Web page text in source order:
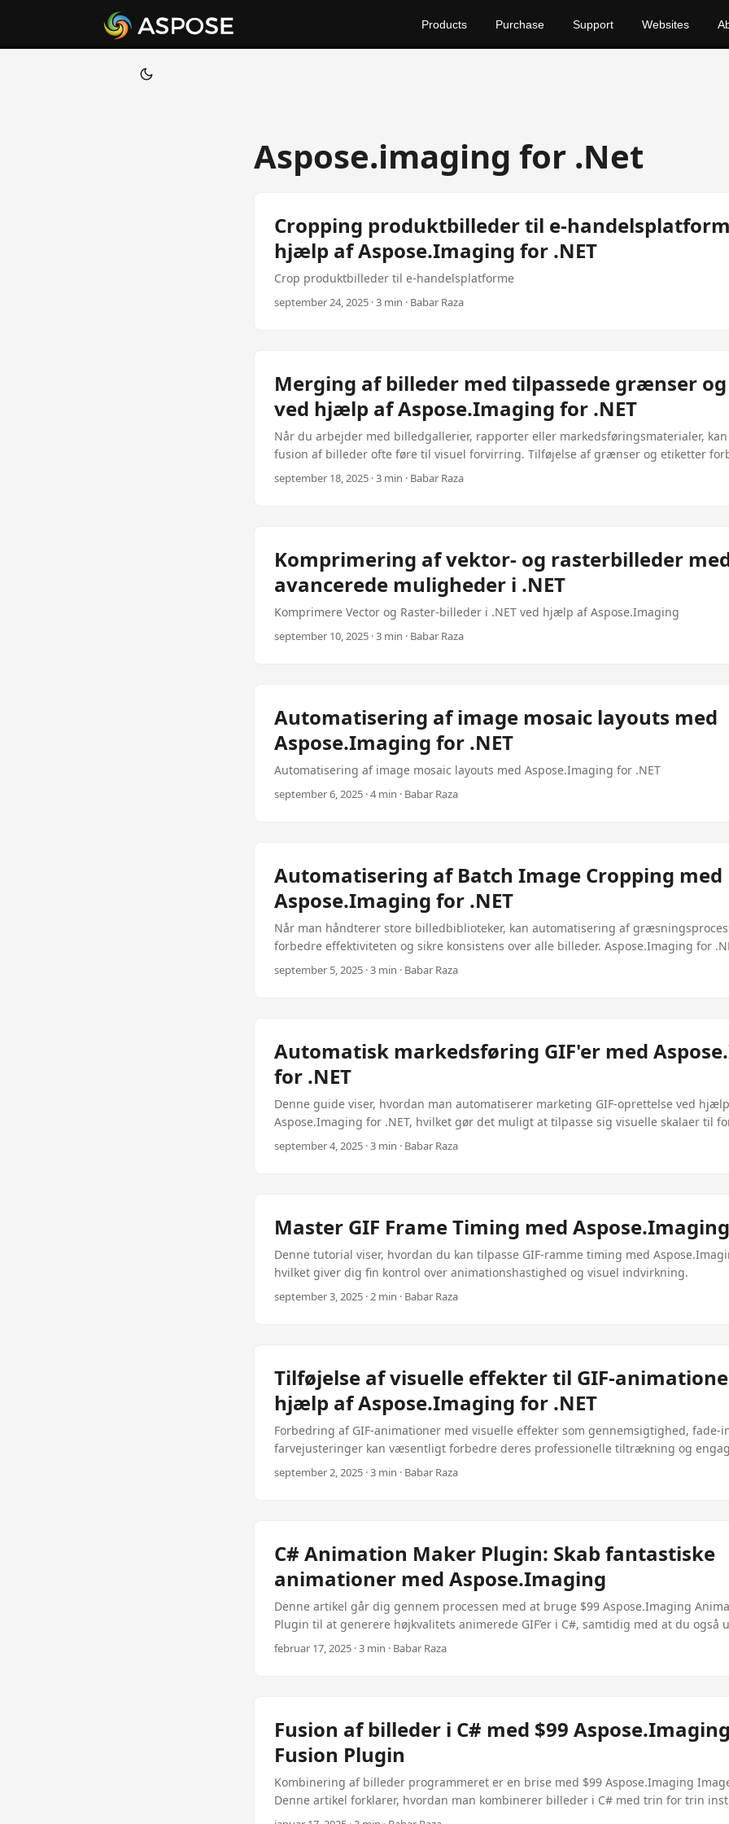
Products Purchase Support Websites
Aspose.imaging for .Net
Cropping produktbilleder til e-
hjælp af Aspose.Imaging for .NET
Crop produktbilleder til e-handelsplatforme
september 24, 2025 · 3 min · Babar Raza
Merging af billeder med tilpassede grænser
ved hjælp af Aspose.Imaging for .NET
Når du arbejder med billedgallerier, rapporter eller markedsføringsmaterialer,
fusion af billeder ofte føre til visuel forvirring. Tilføjelse af grænser og etiketter
og professionalisme ved at skille billeder klart og give kontekst såsom datoer eller
produktoplysninger. Denne blogindlæg vil guide dig gennem processen med
kan udviklere nemt tilføje grænser omkring hvert blandet billede og overlade
give yderligere kontekst eller information. ...
september 18, 2025 · 3 min · Babar Raza
Komprimering af vektor- og rasterbilleder
avancerede muligheder i .NET
Komprimere Vector og Raster-billeder i .NET ved hjælp af Aspose.Imaging
september 10, 2025 · 3 min · Babar Raza
Automatisering af image mosaic layouts med
Aspose.Imaging for .NET
Automatisering af image mosaic layouts med Aspose.Imaging for .NET
september 6, 2025 · 4 min · Babar Raza
Automatisering af Batch Image Cropping med
Aspose.Imaging for .NET
Når man håndterer store billedbiblioteker, kan automatisering af
forbedre effektiviteten og sikre konsistens over alle billeder. Aspose.Imaging for
kraftfulde værktøjer til at håndtere pakkebehandling opgaver sømløst. Denne
gennem oprettelse og implementation af en løsning, der græder flere billeder ved
samme grænselogik til hundredvis eller tusindvis af filer uden manuel indgreb. ...
september 5, 2025 · 3 min · Babar Raza
Automatisk markedsføring GIF'er med
for .NET
Denne guide viser, hvordan man automatiserer marketing GIF-oprettelse ved
Aspose.Imaging for .NET, hvilket gør det muligt at tilpasse sig visuelle skalaer til
marketingkampagner.
september 4, 2025 · 3 min · Babar Raza
Master GIF Frame Timing med
Denne tutorial viser, hvordan du kan tilpasse GIF-ramme timing med
hvilket giver dig fin kontrol over animationshastighed og visuel indvirkning.
september 3, 2025 · 2 min · Babar Raza
Tilføjelse af visuelle effekter til GIF-
hjælp af Aspose.Imaging for .NET
Forbedring af GIF-animationer med visuelle effekter som gennemsigtighed, fade-
farvejusteringer kan væsentligt forbedre deres professionelle tiltrækning og
Aspose.Imaging for .NET tilbyder et kraftigt sæt APIs, der gør det muligt for
programmere disse effekter, så det er lettere end nogensinde at skabe visuelt
tiltrække opmærksomhed til vigtige elementer i animationen. Dynamic Storytelling:
forskellige effekter med animationer for at skabe fascinerende fortællinger, der
Forudsætninger: Oprettelse af Aspose.Imaging for GIF Effekter Før du svømmer
visuelle effekter, sørg for at du har den nødvendige indstilling: ...
september 2, 2025 · 3 min · Babar Raza
C# Animation Maker Plugin: Skab fantastiske
animationer med Aspose.Imaging
Denne artikel går dig gennem processen med at bruge $99 Aspose.Imaging
Plugin til at generere højkvalitets animerede GIF’er i C#, samtidig med at du også
dokument konvertering kapaciteter.
februar 17, 2025 · 3 min · Babar Raza
Fusion af billeder i C# med $99
Fusion Plugin
Kombinering af billeder programmeret er en brise med $99 Aspose.Imaging
Denne artikel forklarer, hvordan man kombinerer billeder i C# med trin for trin
virkelige eksempler.